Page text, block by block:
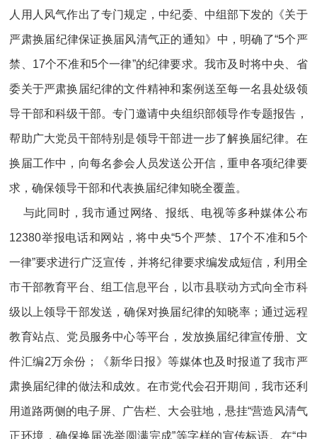
人用人风气作出了专门规定，中纪委、中组部下发的《关于
严肃换届纪律保证换届风清气正的通知》中，明确了“5个严
禁、17个不准和5个一律”的纪律要求。我市及时将中央、省
委关于严肃换届纪律的文件精神和案例送至每一名县处级领
导干部和科级干部。专门邀请中央组织部领导作专题报告，
帮助广大党员干部特别是领导干部进一步了解换届纪律。在
换届工作中，向每名参会人员发送公开信，重申各项纪律要
求，确保领导干部和代表换届纪律知晓全覆盖。
与此同时，我市通过网络、报纸、电视等多种媒体公布
12380举报电话和网站，将中央“5个严禁、17个不准和5个
一律”要求进行广泛宣传，并将纪律要求编发成短信，利用全
市干部教育平台、组工信息平台，以市县联动方式向全市科
级以上领导干部发送，确保对换届纪律的知晓率；通过远程
教育站点、党员服务中心等平台，发放换届纪律宣传册、文
件汇编2万余份；《新华日报》等媒体也及时报道了我市严
肃换届纪律的做法和成效。在市党代会召开期间，我市还利
用道路两侧的电子屏、广告栏、大会驻地，悬挂“营造风清气
正环境，确保换届选举圆满完成”等字样的宣传标语。在“中